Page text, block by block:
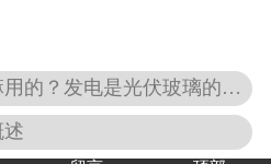
上一条：光伏玻璃干嘛用的？发电是光伏玻璃的主要用途